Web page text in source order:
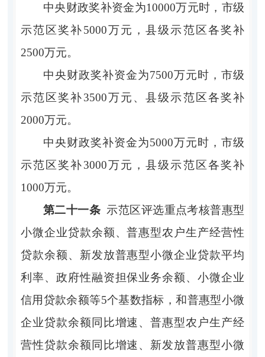
中央财政奖补资金为10000万元时，市级
示范区奖补5000万元，县级示范区各奖补
2500万元。
中央财政奖补资金为7500万元时，市级
示范区奖补3500万元、县级示范区各奖补
2000万元。
中央财政奖补资金为5000万元时，市级
示范区奖补3000万元，县级示范区各奖补
1000万元。
第二十一条 示范区评选重点考核普惠型
小微企业贷款余额、普惠型农户生产经营性
贷款余额、新发放普惠型小微企业贷款平均
利率、政府性融资担保业务余额、小微企业
信用贷款余额等5个基数指标，和普惠型小微
企业贷款余额同比增速、普惠型农户生产经
营性贷款余额同比增速、新发放普惠型小微